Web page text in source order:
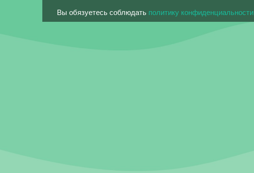
Вы обязуетесь соблюдать политику конфиденциальности